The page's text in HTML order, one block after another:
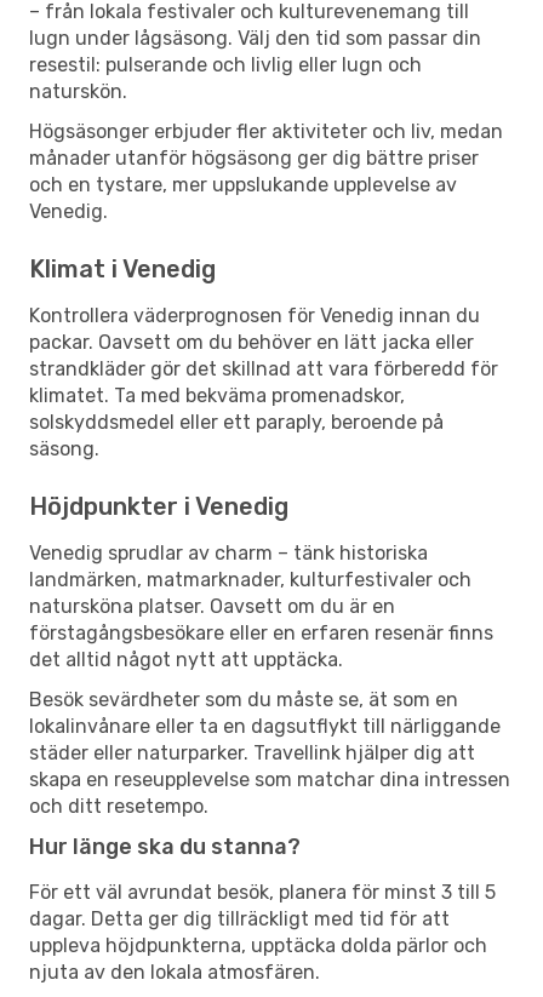
– från lokala festivaler och kulturevenemang till
lugn under lågsäsong. Välj den tid som passar din
resestil: pulserande och livlig eller lugn och
naturskön.
Högsäsonger erbjuder fler aktiviteter och liv, medan
månader utanför högsäsong ger dig bättre priser
och en tystare, mer uppslukande upplevelse av
Venedig.
Klimat i Venedig
Kontrollera väderprognosen för Venedig innan du
packar. Oavsett om du behöver en lätt jacka eller
strandkläder gör det skillnad att vara förberedd för
klimatet. Ta med bekväma promenadskor,
solskyddsmedel eller ett paraply, beroende på
säsong.
Höjdpunkter i Venedig
Venedig sprudlar av charm – tänk historiska
landmärken, matmarknader, kulturfestivaler och
natursköna platser. Oavsett om du är en
förstagångsbesökare eller en erfaren resenär finns
det alltid något nytt att upptäcka.
Besök sevärdheter som du måste se, ät som en
lokalinvånare eller ta en dagsutflykt till närliggande
städer eller naturparker. Travellink hjälper dig att
skapa en reseupplevelse som matchar dina intressen
och ditt resetempo.
Hur länge ska du stanna?
För ett väl avrundat besök, planera för minst 3 till 5
dagar. Detta ger dig tillräckligt med tid för att
uppleva höjdpunkterna, upptäcka dolda pärlor och
njuta av den lokala atmosfären.